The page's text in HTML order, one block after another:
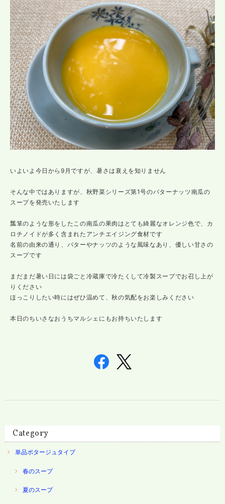
いよいよ今日から9月ですが、暑さは衰えを知りません
そんな中ではありますが、秋野菜シリーズ第1号のバターナッツ南瓜の
スープを発売いたします
瓢箪のような形をしたこの南瓜の果肉はとても綺麗なオレンジ色で、カ
ロチノイドが多く含まれたアンチエイジング食材です
名前の由来の通り、バターやナッツのような風味なあり、優しい甘さの
スープです
まだまだ暑い日には袋ごと冷蔵庫で冷たくして冷製スープでお召し上が
りください
ほっこりしたい時にはぜひ温めて、秋の気配をお楽しみください
本日のちいさなおうちマルシェにもお持ちいたします
Category
単品ポタージュタイプ
春のスープ
夏のスープ